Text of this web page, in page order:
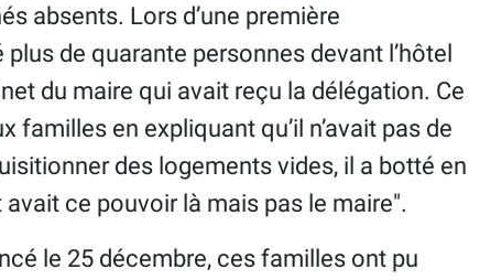
absents. Lors d’une première
de quarante personnes devant l’hôtel
du maire qui avait reçu la délégation. Ce
familles en expliquant qu’il n’avait pas de
des logements vides, il a botté en
ce pouvoir là mais pas le maire".
le 25 décembre, ces familles ont pu